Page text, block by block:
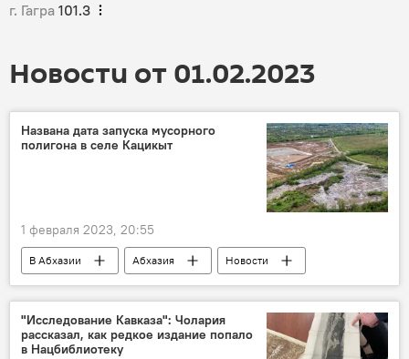
г. Гагра 101.3
Новости от 01.02.2023
Названа дата запуска мусорного
полигона в селе Кацикыт
1 февраля 2023, 20:55
В Абхазии Абхазия Новости
"Исследование Кавказа": Чолария
рассказал, как редкое издание попало
в Нацбиблиотеку